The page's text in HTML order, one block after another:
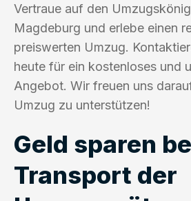
Vertraue auf den
Magdeburg und erlebe einen
preiswerten Umzug.
heute für ein kostenloses und
Angebot. Wir freuen uns
Umzug zu unterstützen!
Geld sparen
Transport der